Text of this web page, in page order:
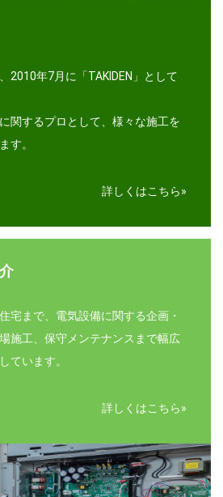
2010年7月に「TAKIDEN」として
関するプロとして、様々な施工を
す。
詳しくはこちら
宅まで、電気設備に関する企画・
施工、保守メンテナンスまで幅広
ています。
詳しくはこちら